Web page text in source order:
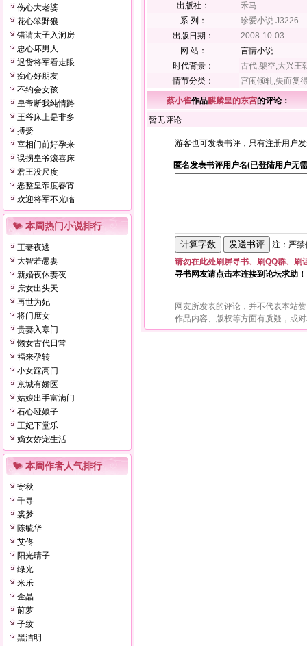
伤心大老婆
花心笨野狼
错请太子入洞房
忠心坏男人
退货将军看走眼
痴心好朋友
不约会女孩
皇帝断我纯情路
王爷床上是非多
搏娶
宰相门前好孕来
误拐皇爷滚喜床
君王没尺度
恶整皇帝度春宵
欢迎将军不光临
本周热门小说排行
正妻夜逃
大智若愚妻
新婚夜休妻夜
庶女出头天
再世为妃
将门庶女
贵妻入寒门
懒女古代日常
福来孕转
小女踩高门
京城有娇医
姑娘出手富满门
石心哑娘子
王妃下堂乐
嫡女娇宠生活
本周作者人气排行
寄秋
千寻
裘梦
陈毓华
艾佟
阳光晴子
绿光
米乐
金晶
莳萝
子纹
黑洁明
出版社：
禾马
系 列：
珍爱小说 J3226
出版日期：
2008-10-03
网 站：
言情小说
时代背景：
古代,架空,大兴王
情节分类：
宫闱倾轧,失而复
蔡小雀作品 麒麟皇的东宫的评论：
暂无评论
游客也可发表书评，只有注册用户
匿名发表书评用户名(已登陆用户无
注：严
请勿在此处刷屏寻书、刷QQ群、刷
寻书网友请点击本连接到论坛求助！
网友所发表的评论，并不代表本站
作品内容、版权等方面有质疑，或